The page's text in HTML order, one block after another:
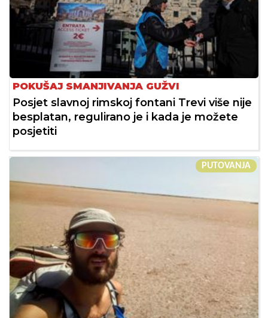
POKUŠAJ SMANJIVANJA GUŽVI
Posjet slavnoj rimskoj fontani Trevi više nije
besplatan, regulirano je i kada je možete
posjetiti
PUTOVANJA